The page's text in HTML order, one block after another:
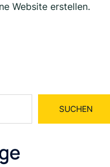
Website erstellen.
SUCHEN